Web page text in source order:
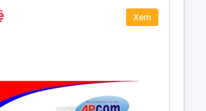
Xem